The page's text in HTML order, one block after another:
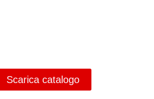
Scarica catalogo